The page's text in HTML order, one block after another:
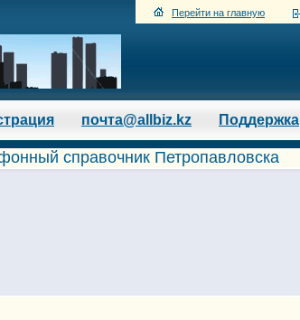
Перейти на главную
почта@allbiz.kz Поддержка
справочник Петропавловска